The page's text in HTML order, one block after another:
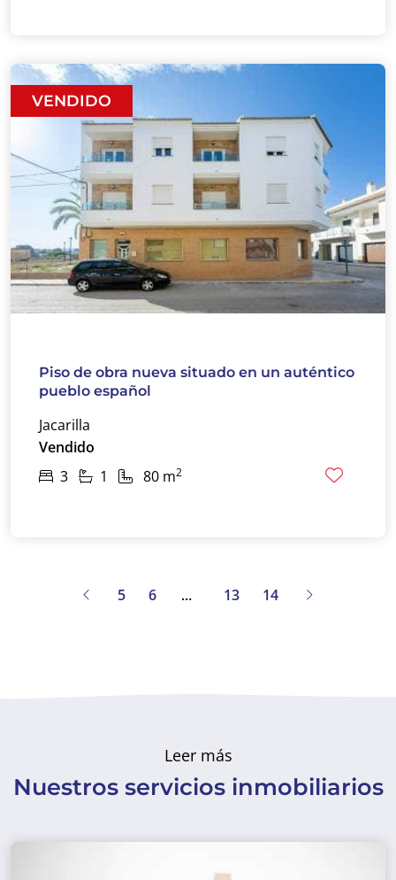
VENDIDO
Piso de obra nueva situado en un auténtico
pueblo español
Jacarilla
Vendido
3
1 80 m2
5 6 13 14
Leer más
Nuestros servicios inmobiliarios